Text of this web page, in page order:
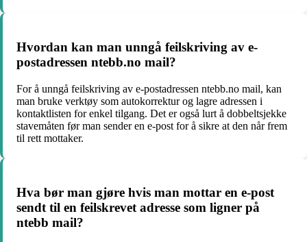
Hvordan kan man unngå feilskriving av e-
postadressen ntebb.no mail?
For å unngå feilskriving av e-postadressen ntebb.no mail, kan
man bruke verktøy som autokorrektur og lagre adressen i
kontaktlisten for enkel tilgang. Det er også lurt å dobbeltsjekke
stavemåten før man sender en e-post for å sikre at den når frem
til rett mottaker.
Hva bør man gjøre hvis man mottar en e-post
sendt til en feilskrevet adresse som ligner på
ntebb mail?